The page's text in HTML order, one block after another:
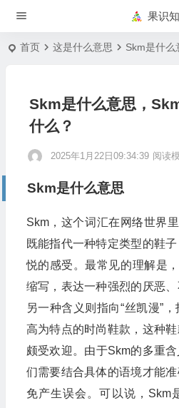
果识
首页 这是什么意思 Skm是什么
Skm是什么意思，
什么？
2025年1月22日09:34:39 阅读
Skm是什么意思
Skm，这个词汇在网络世界
既能指代一种特定类型的鞋
悦的感受。最常见的理解是
缩写，表达一种强烈的厌恶
另一种含义则指向“丝凯漫”
高为特点的时尚鞋款，这种
颇受欢迎。由于Skm的多重
们需要结合具体的语境才能
免产生误会。可以说，Skm